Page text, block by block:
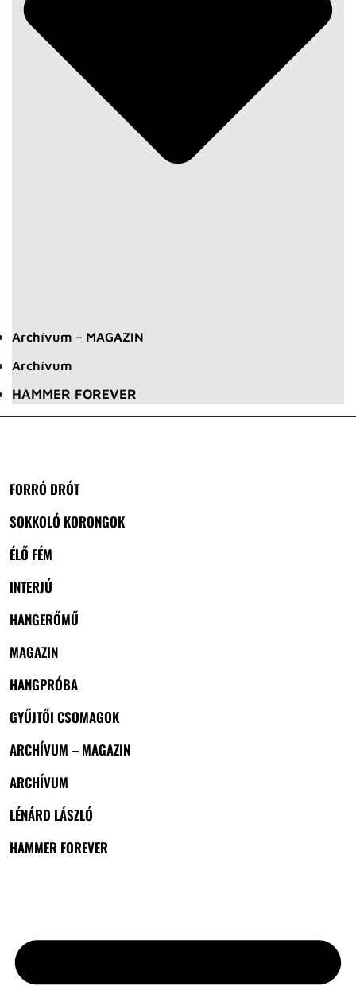
Archívum – MAGAZIN
Archívum
HAMMER FOREVER
FORRÓ DRÓT
SOKKOLÓ KORONGOK
ÉLŐ FÉM
INTERJÚ
HANGERŐMŰ
MAGAZIN
HANGPRÓBA
GYŰJTŐI CSOMAGOK
ARCHÍVUM – MAGAZIN
ARCHÍVUM
LÉNÁRD LÁSZLÓ
HAMMER FOREVER